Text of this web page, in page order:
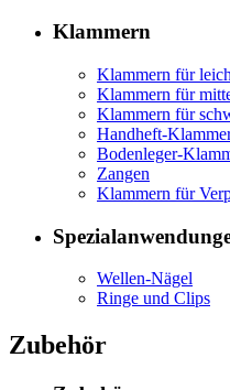
Klammern
Klammern für
Klammern für
Klammern für
Handheft-
Bodenleger-
Zangen
Klammern für
Wellen-Nägel
Ringe und Clips
Zubehör